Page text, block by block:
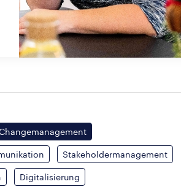
Stakeholdermanagement
Digitalisierung